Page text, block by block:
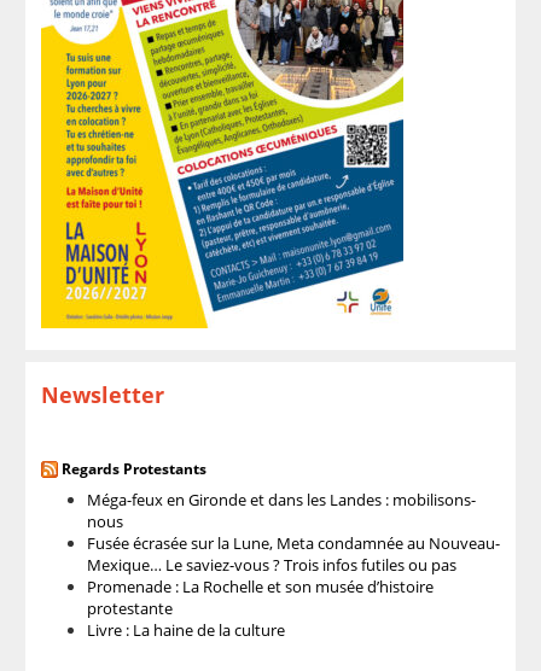
Newsletter
Regards Protestants
Méga-feux en Gironde et dans les Landes : mobilisons-
nous
Fusée écrasée sur la Lune, Meta condamnée au Nouveau-
Mexique… Le saviez-vous ? Trois infos futiles ou pas
Promenade : La Rochelle et son musée d’histoire
protestante
Livre : La haine de la culture